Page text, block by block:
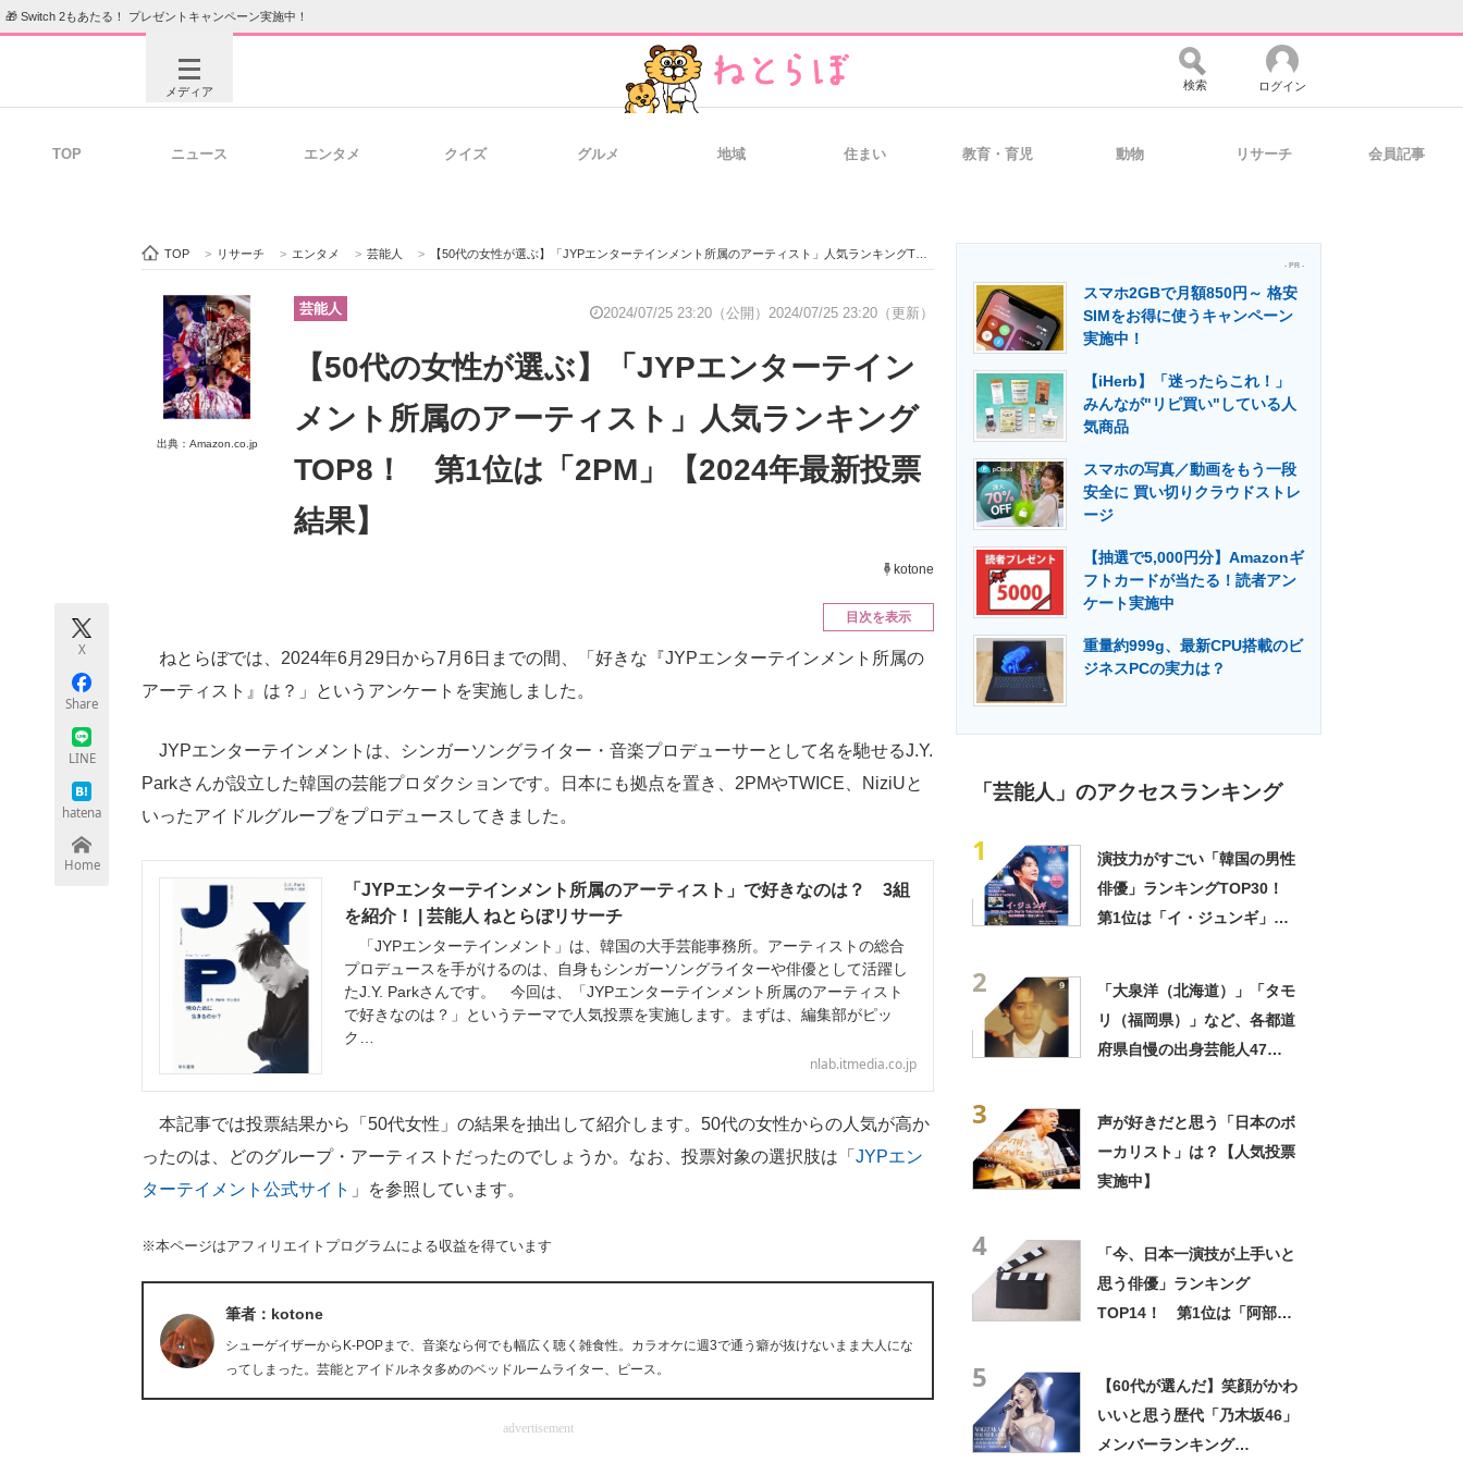
🎁 Switch 2もあたる！ プレゼントキャンペーン実施中！
メディア
ビジネスと働き方のヒント 経営リーダーのコミュニティ マーケ×ITの今がよく分かる
ITエンジニア向け専門サイト 製造業のIT導入・活用を支援
モノづくり技術者専門サイト エネルギーの専門メディア 建設×テクノロジーの最前線
検索 ログイン
TOP ニュース エンタメ クイズ グルメ 地域 住まい 教育・育児 動物 リサーチ 会員記事
TOP > リサーチ > エンタメ > 芸能人 > 【50代の女性が選ぶ】「JYPエンターテインメント所属のアーティスト」人気ランキングTOP8！ 第1位は「2PM」【2024年最新投票結果】
出典：Amazon.co.jp
芸能人 2024/07/25 23:20（公開） 2024/07/25 23:20（更新）
【50代の女性が選ぶ】「JYPエンターテイン
メント所属のアーティスト」人気ランキング
TOP8！ 第1位は「2PM」【2024年最新投票
結果】
kotone
X
Share
LINE
hatena
Home
目次を表示
ねとらぼでは、2024年6月29日から7月6日までの間、「好きな『JYPエンターテインメント所属の
アーティスト』は？」というアンケートを実施しました。
JYPエンターテインメントは、シンガーソングライター・音楽プロデューサーとして名を馳せるJ.Y.
Parkさんが設立した韓国の芸能プロダクションです。日本にも拠点を置き、2PMやTWICE、NiziUと
いったアイドルグループをプロデュースしてきました。
「JYPエンターテインメント所属のアーティスト」で好きなのは？ 3組
を紹介！ | 芸能人 ねとらぼリサーチ
「JYPエンターテインメント」は、韓国の大手芸能事務所。アーティストの総合
プロデュースを手がけるのは、自身もシンガーソングライターや俳優として活躍し
たJ.Y. Parkさんです。 今回は、「JYPエンターテインメント所属のアーティスト
で好きなのは？」というテーマで人気投票を実施します。まずは、編集部がピッ
ク…
nlab.itmedia.co.jp
本記事では投票結果から「50代女性」の結果を抽出して紹介します。50代の女性からの人気が高か
ったのは、どのグループ・アーティストだったのでしょうか。なお、投票対象の選択肢は「 JYPエン
ターテイメント公式サイト 」を参照しています。
※本ページはアフィリエイトプログラムによる収益を得ています
筆者：kotone
シューゲイザーからK-POPまで、音楽なら何でも幅広く聴く雑食性。カラオケに週3で通う癖が抜けないまま大人にな
ってしまった。芸能とアイドルネタ多めのベッドルームライター、ピース。
advertisement
- PR -
スマホ2GBで月額850円～ 格安
SIMをお得に使うキャンペーン
実施中！
【iHerb】「迷ったらこれ！」
みんなが"リピ買い"している人
気商品
スマホの写真／動画をもう一段
安全に 買い切りクラウドストレ
ージ
【抽選で5,000円分】Amazonギ
フトカードが当たる！読者アン
ケート実施中
重量約999g、最新CPU搭載のビ
ジネスPCの実力は？
「芸能人」のアクセスランキング
1
演技力がすごい「韓国の男性
俳優」ランキングTOP30！
第1位は「イ・ジュンギ」
2
「大泉洋（北海道）」「タモ
リ（福岡県）」など、各都道
府県自慢の出身芸能人47
3
声が好きだと思う「日本のボ
ーカリスト」は？【人気投票
実施中】
4
「今、日本一演技が上手いと
思う俳優」ランキング
TOP14！ 第1位は「阿部
5
【60代が選んだ】笑顔がかわ
いいと思う歴代「乃木坂46」
メンバーランキング